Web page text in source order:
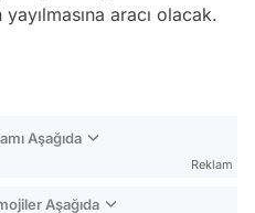
aracı olacak.
Aşağıda
Reklam
Aşağıda